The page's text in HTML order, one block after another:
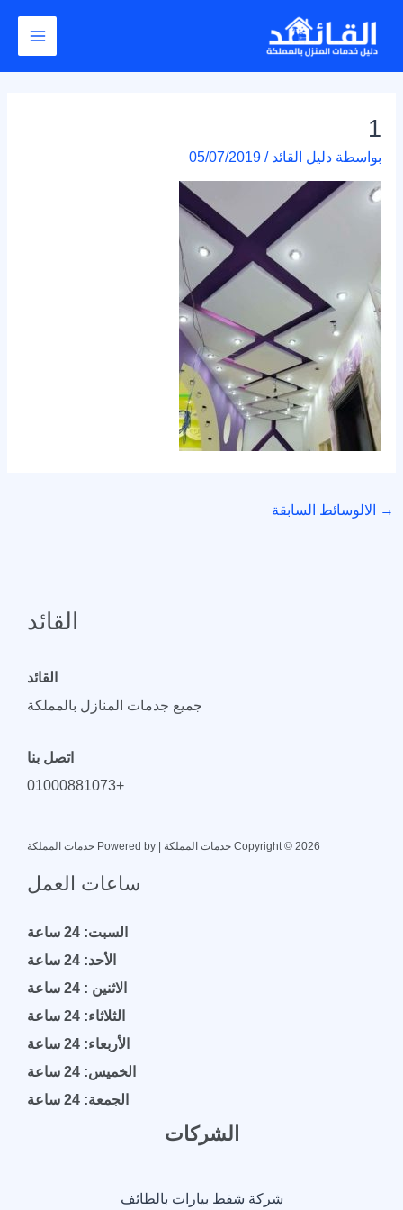
المحتوى
Main
1
بواسطة دليل القائد/
05/07/2019
navigation
→ الالوسائط السابقة
القائد
القائد
جميع جدمات المنازل بالمملكة
اتصل بنا
+01000881073
Copyright © 2026 خدمات المملكة | Powered by خدمات المملكة
ساعات العمل
السبت: 24 ساعة
الأحد: 24 ساعة
الاثنين : 24 ساعة
الثلاثاء: 24 ساعة
الأربعاء: 24 ساعة
الخميس: 24 ساعة
الجمعة: 24 ساعة
الشركات
شركة شفط بيارات بالطائف